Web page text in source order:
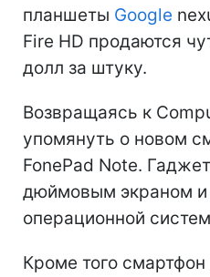
планшеты Google
Fire HD продаются
долл за штуку.
Возвращаясь к
упомянуть о новом
FonePad Note.
дюймовым экраном и
операционной
Кроме того